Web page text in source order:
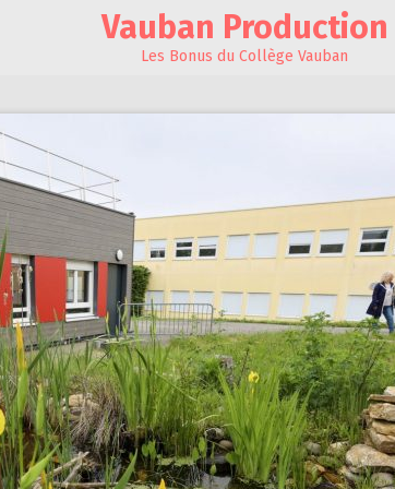
Vauban Production
Les Bonus du Collège Vauban